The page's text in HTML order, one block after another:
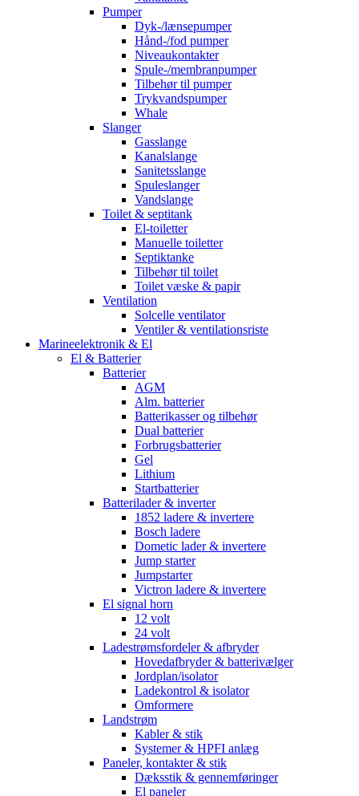
Pumper
Dyk-/lænsepumper
Hånd-/fod pumper
Niveaukontakter
Spule-/membranpumper
Tilbehør til pumper
Trykvandspumper
Whale
Slanger
Gasslange
Kanalslange
Sanitetsslange
Spuleslanger
Vandslange
Toilet & septitank
El-toiletter
Manuelle toiletter
Septiktanke
Tilbehør til toilet
Toilet væske & papir
Ventilation
Solcelle ventilator
Ventiler & ventilationsriste
Marineelektronik & El
El & Batterier
Batterier
AGM
Alm. batterier
Batterikasser og tilbehør
Dual batterier
Forbrugsbatterier
Gel
Lithium
Startbatterier
Batterilader & inverter
1852 ladere & invertere
Bosch ladere
Dometic lader & invertere
Jump starter
Jumpstarter
Victron ladere & invertere
El signal horn
12 volt
24 volt
Ladestrømsfordeler & afbryder
Hovedafbryder & batterivælger
Jordplan/isolator
Ladekontrol & isolator
Omformere
Landstrøm
Kabler & stik
Systemer & HPFI anlæg
Paneler, kontakter & stik
Dæksstik & gennemføringer
El paneler